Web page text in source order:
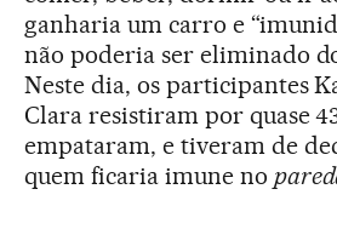
ganharia um carro e
não poderia ser eliminado
Neste dia, os participantes
Clara resistiram por quase
empataram, e tiveram de
quem ficaria imune no